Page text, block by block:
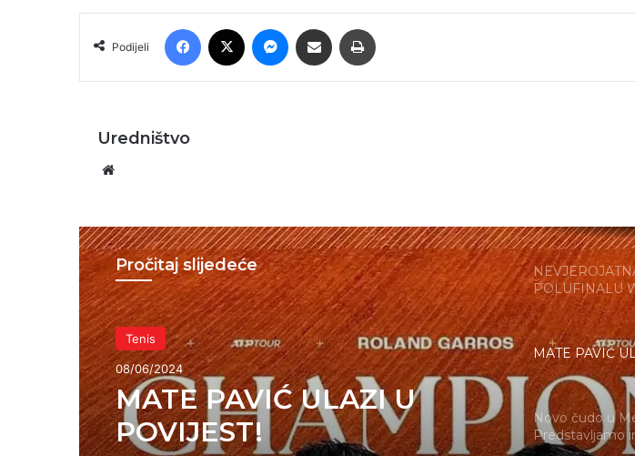
Podijeli
Facebook Messenger
Podijeli putem E-maila
Uredništvo
Pročitaj slijedeće
Tenis
08/06/2024
Sport
14/05/2024
Novo čudo u Međugorju!
MATE PAVIĆ
Novo čudo u
Predstavljamo
Tennis Center
Veliki meč, ali
Prižmića na